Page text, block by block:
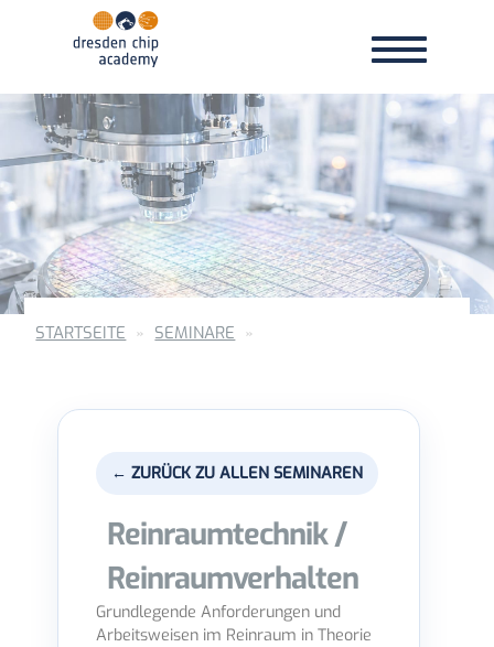
navigation
Toggle
navigation
STARTSEITE SEMINARE
← ZURÜCK ZU ALLEN SEMINAREN
Reinraumtechnik /
Reinraumverhalten
Grundlegende Anforderungen und
Arbeitsweisen im Reinraum in Theorie